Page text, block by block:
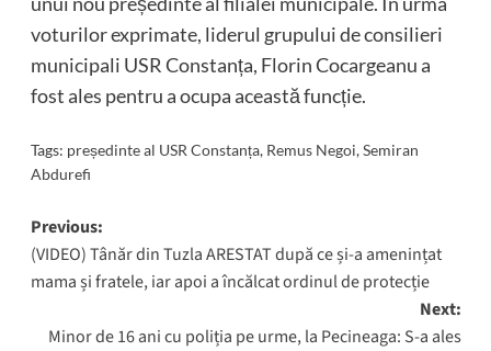
voturilor exprimate, liderul grupului de consilieri
municipali USR Constanța, Florin Cocargeanu a
fost ales pentru a ocupa această funcție.
Tags: președinte al USR Constanța, Remus Negoi,Semiran
Abdurefi
Post
navigation
Previous:
(VIDEO) Tânăr din Tuzla ARESTAT după ce și-a amenințat
mama și fratele, iar apoi a încălcat ordinul de protecție
Next:
Minor de 16 ani cu poliția pe urme, la Pecineaga: S-a ales